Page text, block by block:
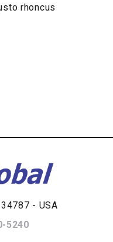
rhoncus
- USA
5240